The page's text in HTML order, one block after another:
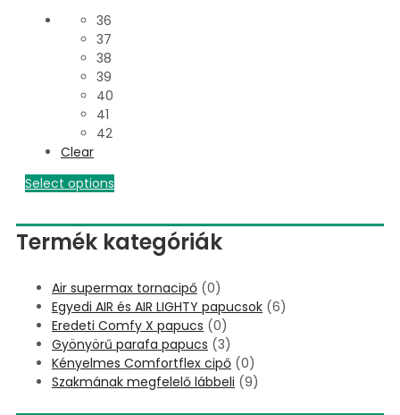
36
37
38
39
40
41
42
Clear
Select options
Termék kategóriák
Air supermax tornacipő (0)
Egyedi AIR és AIR LIGHTY papucsok (6)
Eredeti Comfy X papucs (0)
Gyönyörű parafa papucs (3)
Kényelmes Comfortflex cipő (0)
Szakmának megfelelő lábbeli (9)